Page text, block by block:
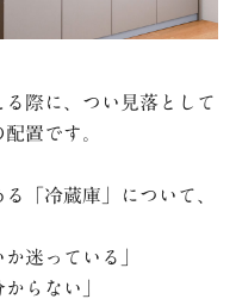
際に、つい見落として
置です。
「冷蔵庫」について、
迷っている」
らない」